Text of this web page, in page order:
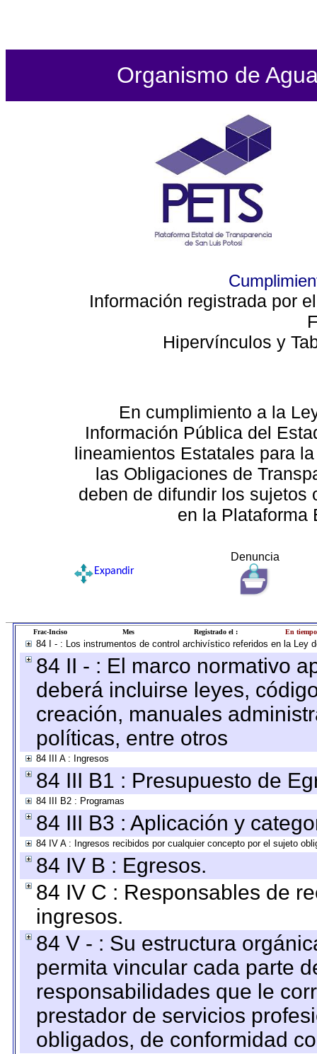
Organismo de
Información registrada por
Hipervínculos y
En cumplimiento a la
Información Pública del
lineamientos Estatales para
las Obligaciones de
deben de difundir los sujetos
en la Plataforma
Denuncia
Expandir
Frac-Inciso Mes Registrado el : En
84 I - : Los instrumentos de control archivístico referidos en la Ley
84 II - : El marco normativo
deberá incluirse leyes,
creación, manuales
políticas, entre otros
84 III A : Ingresos
84 III B1 : Presupuesto de
84 III B2 : Programas
84 III B3 : Aplicación y
84 IV A : Ingresos recibidos por cualquier concepto por el sujeto
84 IV B : Egresos.
84 IV C : Responsables de
ingresos.
84 V - : Su estructura
permita vincular cada parte
responsabilidades que le
prestador de servicios
obligados, de conformidad